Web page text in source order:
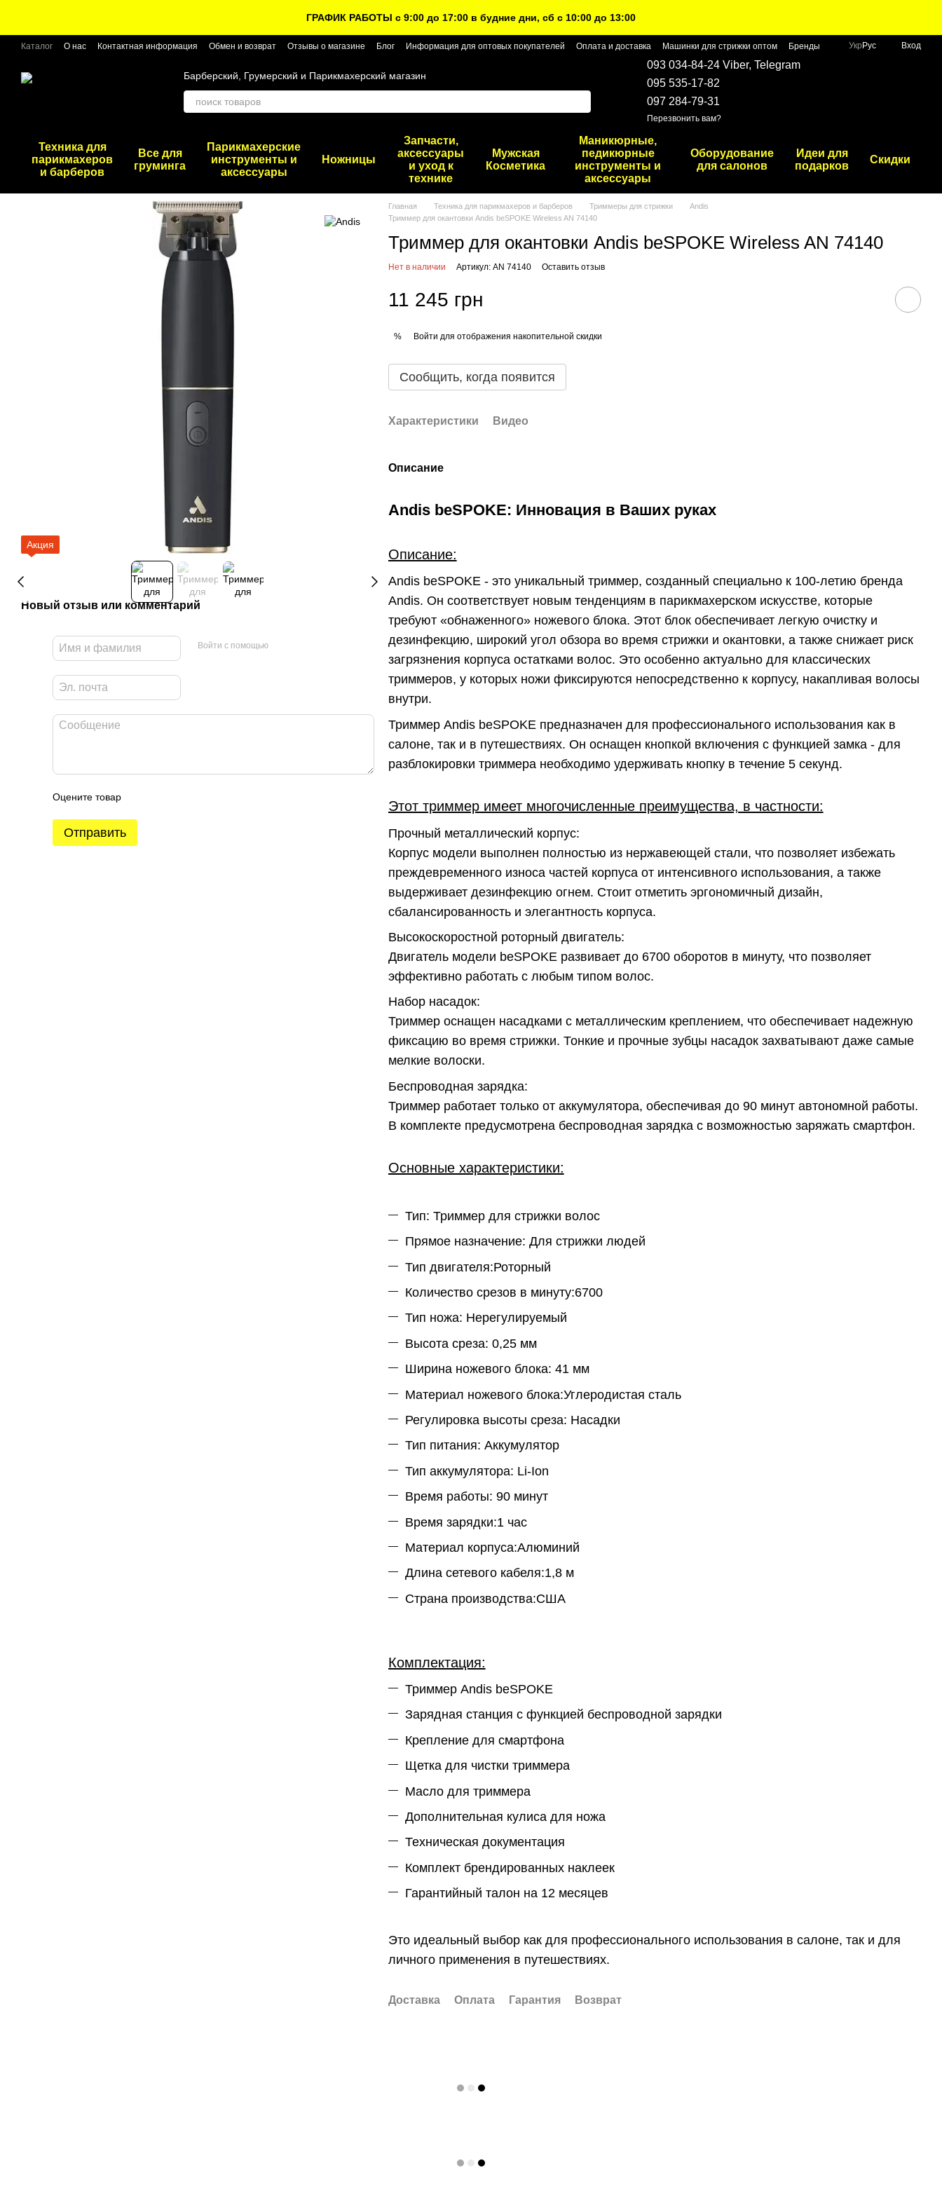
ГРАФИК РАБОТЫ с 9:00 до 17:00 в будние дни, сб с 10:00 до 13:00
Каталог О нас Контактная информация Обмен и возврат Отзывы о магазине Блог Информация для оптовых покупателей Оплата и доставка Машинки для стрижки оптом Бренды Укр Рус Вход
Барберский, Грумерский и Парикмахерский магазин
093 034-84-24 Viber, Telegram
095 535-17-82
097 284-79-31
Перезвонить вам?
Техника для
парикмахеров
и барберов
Все для
груминга
Парикмахерские
инструменты и
аксессуары
Ножницы
Запчасти,
аксессуары
и уход к
технике
Мужская
Косметика
Маникюрные,
педикюрные
инструменты и
аксессуары
Оборудование
для салонов
Идеи для
подарков
Скидки
Акция
Новый отзыв или комментарий
Войти с помощью
Оцените товар
Отправить
Главная Техника для парикмахеров и барберов Триммеры для стрижки
Andis
Триммер для окантовки Andis beSPOKE Wireless AN 74140
Триммер для окантовки Andis beSPOKE Wireless AN 74140
Нет в наличии Артикул: AN 74140 Оставить отзыв
11 245 грн
% Войти для отображения накопительной скидки
Сообщить, когда появится
Характеристики Видео
Описание
Andis beSPOKE: Инновация в Ваших руках
Описание:
Andis beSPOKE - это уникальный триммер, созданный специально к 100-летию бренда
Andis. Он соответствует новым тенденциям в парикмахерском искусстве, которые
требуют «обнаженного» ножевого блока. Этот блок обеспечивает легкую очистку и
дезинфекцию, широкий угол обзора во время стрижки и окантовки, а также снижает риск
загрязнения корпуса остатками волос. Это особенно актуально для классических
триммеров, у которых ножи фиксируются непосредственно к корпусу, накапливая волосы
внутри.
Триммер Andis beSPOKE предназначен для профессионального использования как в
салоне, так и в путешествиях. Он оснащен кнопкой включения с функцией замка - для
разблокировки триммера необходимо удерживать кнопку в течение 5 секунд.
Этот триммер имеет многочисленные преимущества, в частности:
Прочный металлический корпус:
Корпус модели выполнен полностью из нержавеющей стали, что позволяет избежать
преждевременного износа частей корпуса от интенсивного использования, а также
выдерживает дезинфекцию огнем. Стоит отметить эргономичный дизайн,
сбалансированность и элегантность корпуса.
Высокоскоростной роторный двигатель:
Двигатель модели beSPOKE развивает до 6700 оборотов в минуту, что позволяет
эффективно работать с любым типом волос.
Набор насадок:
Триммер оснащен насадками с металлическим креплением, что обеспечивает надежную
фиксацию во время стрижки. Тонкие и прочные зубцы насадок захватывают даже самые
мелкие волоски.
Беспроводная зарядка:
Триммер работает только от аккумулятора, обеспечивая до 90 минут автономной работы.
В комплекте предусмотрена беспроводная зарядка с возможностью заряжать смартфон.
Основные характеристики:
Тип: Триммер для стрижки волос
Прямое назначение: Для стрижки людей
Тип двигателя:Роторный
Количество срезов в минуту:6700
Тип ножа: Нерегулируемый
Высота среза: 0,25 мм
Ширина ножевого блока: 41 мм
Материал ножевого блока:Углеродистая сталь
Регулировка высоты среза: Насадки
Тип питания: Аккумулятор
Тип аккумулятора: Li-Ion
Время работы: 90 минут
Время зарядки:1 час
Материал корпуса:Алюминий
Длина сетевого кабеля:1,8 м
Страна производства:США
Комплектация:
Триммер Andis beSPOKE
Зарядная станция с функцией беспроводной зарядки
Крепление для смартфона
Щетка для чистки триммера
Масло для триммера
Дополнительная кулиса для ножа
Техническая документация
Комплект брендированных наклеек
Гарантийный талон на 12 месяцев
Это идеальный выбор как для профессионального использования в салоне, так и для
личного применения в путешествиях.
Доставка Оплата Гарантия Возврат